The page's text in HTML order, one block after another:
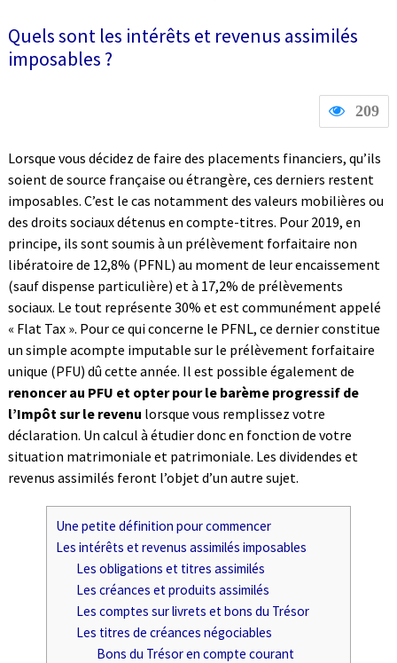
Quels sont les intérêts et revenus assimilés
imposables ?
209
Lorsque vous décidez de faire des placements financiers, qu’ils
soient de source française ou étrangère, ces derniers restent
imposables. C’est le cas notamment des valeurs mobilières ou
des droits sociaux détenus en compte-titres. Pour 2019, en
principe, ils sont soumis à un prélèvement forfaitaire non
libératoire de 12,8% (PFNL) au moment de leur encaissement
(sauf dispense particulière) et à 17,2% de prélèvements
sociaux. Le tout représente 30% et est communément appelé
« Flat Tax ». Pour ce qui concerne le PFNL, ce dernier constitue
un simple acompte imputable sur le prélèvement forfaitaire
unique (PFU) dû cette année. Il est possible également de
renoncer au PFU et opter pour le barème progressif de
l’Impôt sur le revenu lorsque vous remplissez votre
déclaration. Un calcul à étudier donc en fonction de votre
situation matrimoniale et patrimoniale. Les dividendes et
revenus assimilés feront l’objet d’un autre sujet.
Une petite définition pour commencer
Les intérêts et revenus assimilés imposables
Les obligations et titres assimilés
Les créances et produits assimilés
Les comptes sur livrets et bons du Trésor
Les titres de créances négociables
Bons du Trésor en compte courant